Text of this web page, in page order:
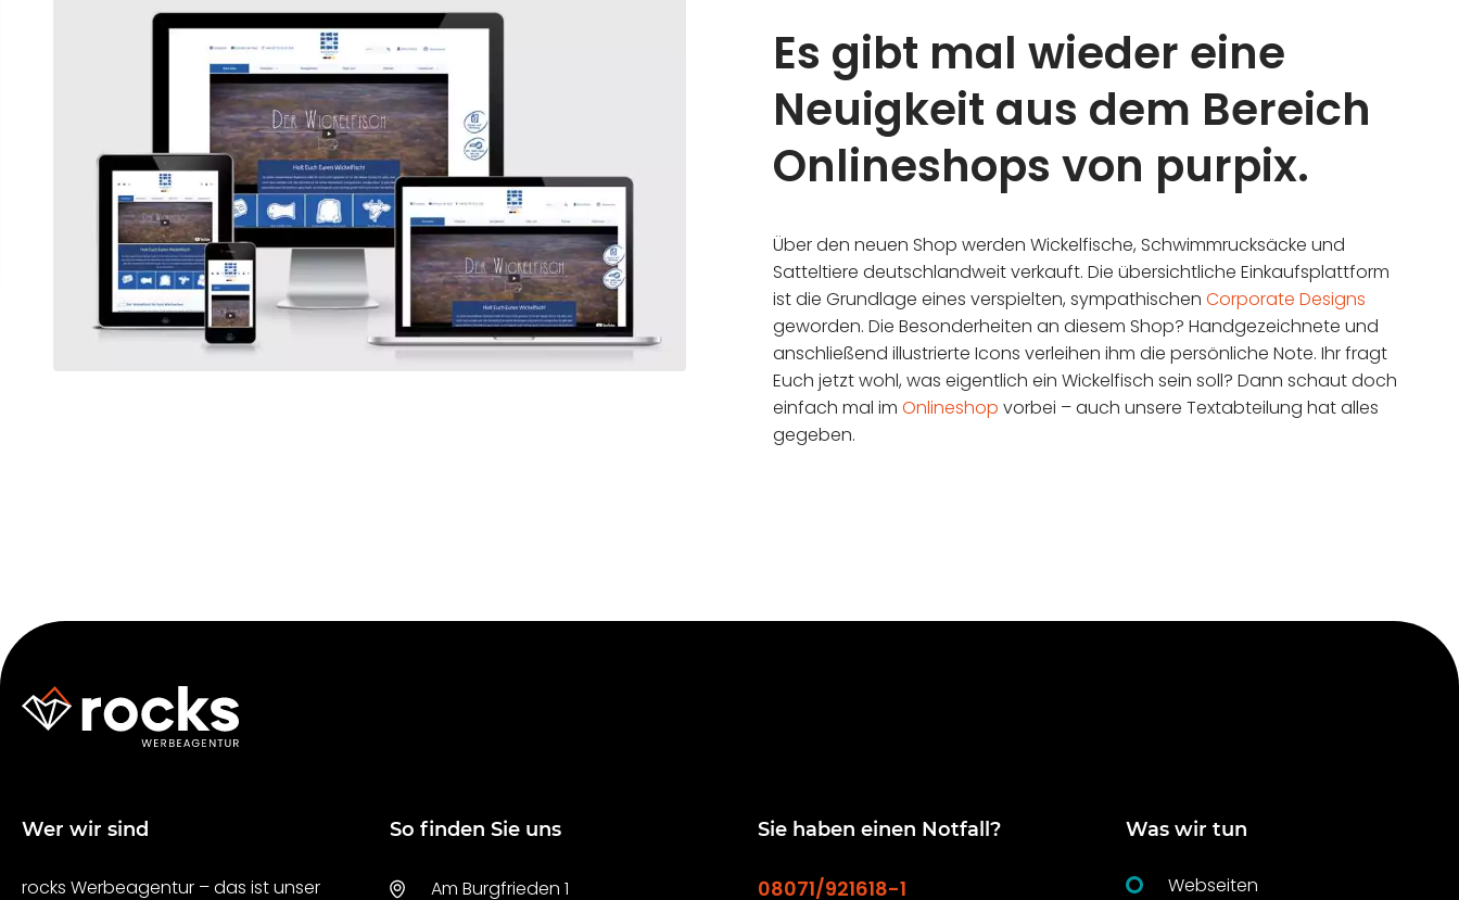
Es gibt mal wieder eine
Neuigkeit aus dem Bereich
Onlineshops von purpix.
Über den neuen Shop werden Wickelfische, Schwimmrucksäcke und
Satteltiere deutschlandweit verkauft. Die übersichtliche Einkaufsplattform
ist die Grundlage eines verspielten, sympathischen Corporate Designs
geworden. Die Besonderheiten an diesem Shop? Handgezeichnete und
anschließend illustrierte Icons verleihen ihm die persönliche Note. Ihr fragt
Euch jetzt wohl, was eigentlich ein Wickelfisch sein soll? Dann schaut doch
einfach mal im Onlineshop vorbei – auch unsere Textabteilung hat alles
gegeben.
Wer wir sind
rocks Werbeagentur – das ist unser
So finden Sie uns
Am Burgfrieden 1
Sie haben einen Notfall?
08071/921618-1
Was wir tun
Webseiten